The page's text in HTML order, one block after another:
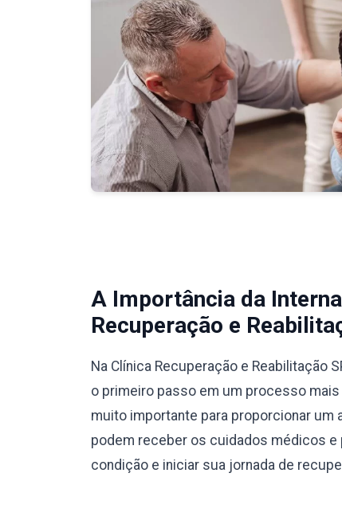
A Importância da
Recuperação e
Na Clínica Recuperação e Reabilitação
o primeiro passo em um processo
muito importante para proporcionar
podem receber os cuidados médicos
condição e iniciar sua jornada de